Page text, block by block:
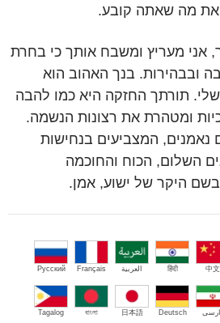
את מה שאתה קובע.
אני מעריץ ומשבח אותך כי בחרת
ובבהירות. בנך האהוב הוא
שלי. תורתך החזקה היא כמו להבה
ומטהרת את רצונות הנשמה.
נאמנים, המצביעים בנחישות
השלום, הכוח והחוכמה
היקר של ישוע, אמן.
中文
हिंदी العربية Français
Русский
Deutsch
日本語
বাংলা
Tagalog